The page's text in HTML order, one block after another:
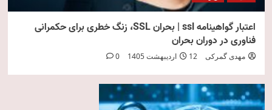
اعتبار گواهینامه ssl | بحران SSL، زنگ خطری برای حکمرانی
فناوری در دوران بحران
مهدی گمرکی 12 اردیبهشت 1405 0